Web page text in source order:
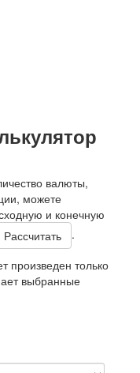
валюты,
можете
и конечную
.
произведен только
выбранные